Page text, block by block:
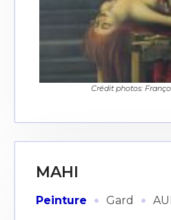
Crédit photos:
MAHI
Peinture · Gard ·